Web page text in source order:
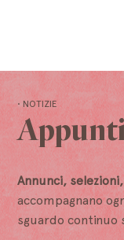
• NOTIZIE
Annunci,
accompagnano
sguardo continuo